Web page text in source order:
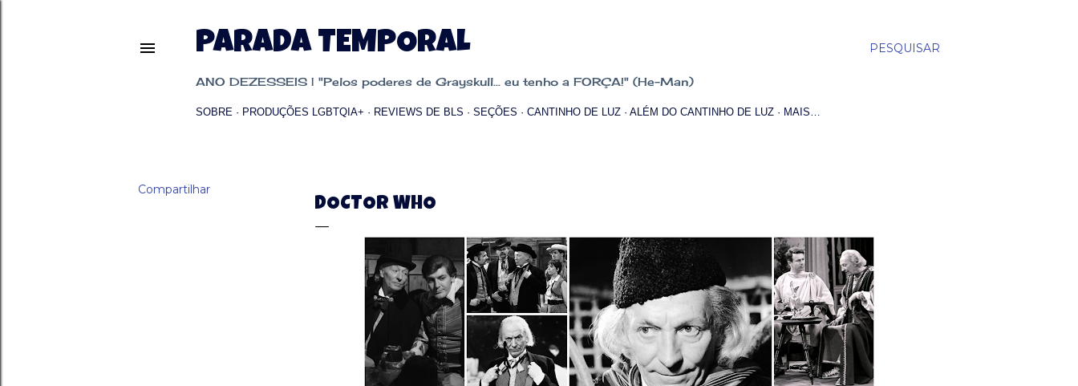
PESQUISAR
PARADA TEMPORAL
ANO DEZESSEIS | "Pelos poderes de Grayskull... eu tenho a FORÇA!" (He-Man)
SOBRE PRODUÇÕES LGBTQIA+ REVIEWS DE BLS SEÇÕES CANTINHO DE LUZ ALÉM DO CANTINHO DE LUZ MAIS…
Compartilhar
DOCTOR WHO